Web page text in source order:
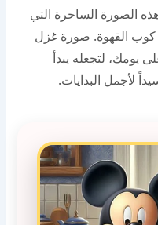
الصورة الساحرة التي
القهوة. صورة غزل
لتجعله يبدأ
لأجمل البدايات.